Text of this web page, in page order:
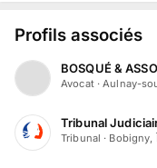
Profils associés
BOSQUÉ &
Avocat·Aulnay-
Tribunal
Tribunal · Bobigny,